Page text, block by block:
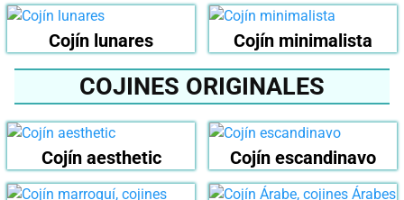
Cojín lunares Cojín minimalista
COJINES ORIGINALES
Cojín aesthetic Cojín escandinavo